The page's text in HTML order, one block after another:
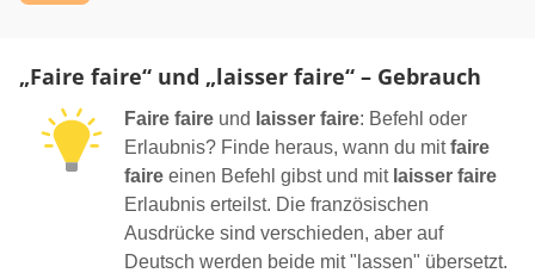
„Faire faire“ und „laisser faire“ – Gebrauch
Faire faire und laisser faire: Befehl oder
Erlaubnis? Finde heraus, wann du mitfaire
faire einen Befehl gibst und mit laisser faire
Erlaubnis erteilst. Die französischen
Ausdrücke sind verschieden, aber auf
Deutsch werden beide mit "lassen" übersetzt.